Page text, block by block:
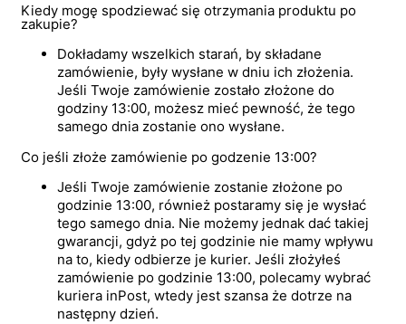
Kiedy mogę spodziewać się otrzymania produktu po
zakupie?
Dokładamy wszelkich starań, by składane
zamówienie, były wysłane w dniu ich złożenia.
Jeśli Twoje zamówienie zostało złożone do
godziny 13:00, możesz mieć pewność, że tego
samego dnia zostanie ono wysłane.
Co jeśli złoże zamówienie po godzenie 13:00?
Jeśli Twoje zamówienie zostanie złożone po
godzinie 13:00, również postaramy się je wysłać
tego samego dnia. Nie możemy jednak dać takiej
gwarancji, gdyż po tej godzinie nie mamy wpływu
na to, kiedy odbierze je kurier. Jeśli złożyłeś
zamówienie po godzinie 13:00, polecamy wybrać
kuriera inPost, wtedy jest szansa że dotrze na
następny dzień.